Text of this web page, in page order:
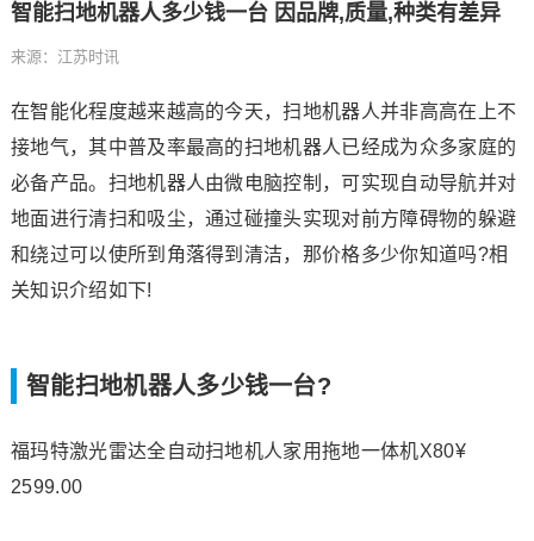
智能扫地机器人多少钱一台 因品牌,质量,种类有差异
来源：江苏时讯
在智能化程度越来越高的今天，扫地机器人并非高高在上不
接地气，其中普及率最高的扫地机器人已经成为众多家庭的
必备产品。扫地机器人由微电脑控制，可实现自动导航并对
地面进行清扫和吸尘，通过碰撞头实现对前方障碍物的躲避
和绕过可以使所到角落得到清洁，那价格多少你知道吗?相
关知识介绍如下!
智能扫地机器人多少钱一台?
福玛特激光雷达全自动扫地机人家用拖地一体机X80¥
2599.00